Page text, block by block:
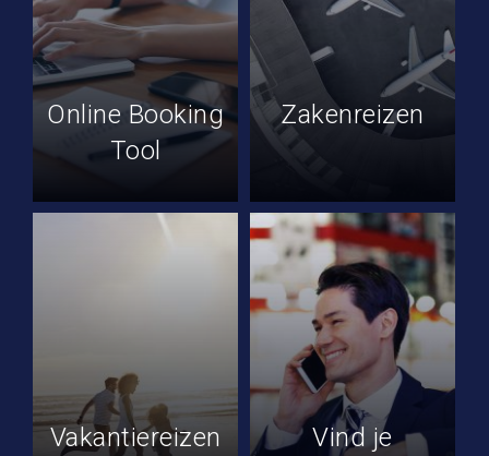
Online Booking
Tool
Zakenreizen
Vakantiereizen
Vind je